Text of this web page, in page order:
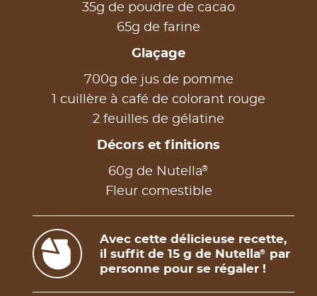
35g de poudre de cacao
65g de farine
Glaçage
700g de jus de pomme
1 cuillère à café de colorant rouge
2 feuilles de gélatine
Décors et finitions
60g de Nutella®
Fleur comestible
Avec cette délicieuse recette,
il suffit de 15 g de Nutella®
par
personne pour se régaler !